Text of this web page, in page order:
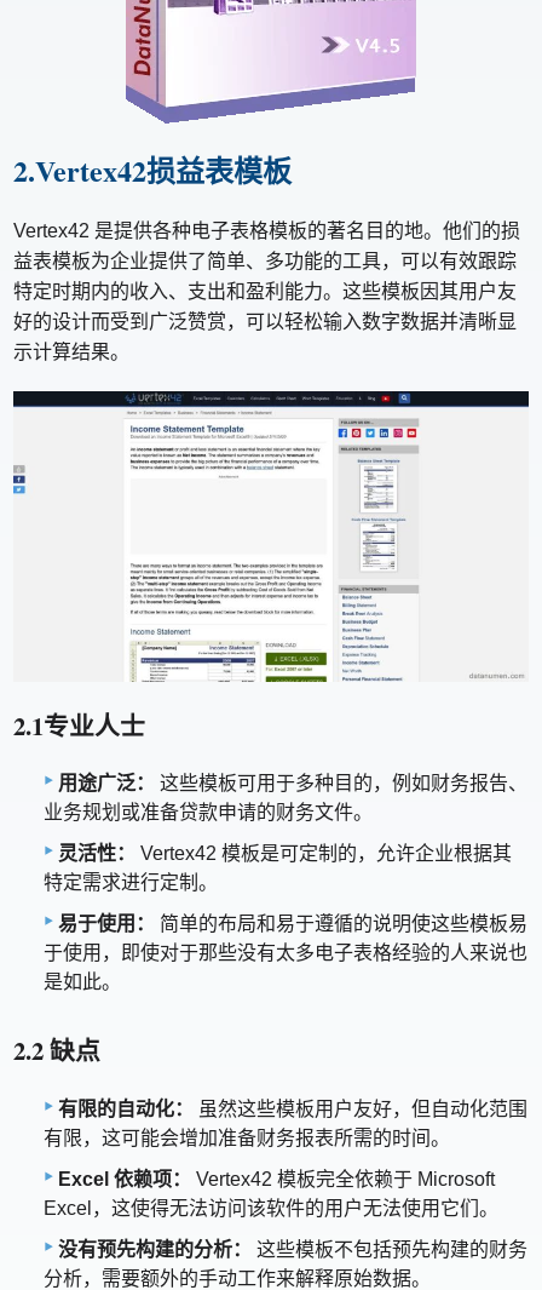
2.Vertex42损益表模板
Vertex42 是提供各种电子表格模板的著名目的地。他们的损
益表模板为企业提供了简单、多功能的工具，可以有效跟踪
特定时期内的收入、支出和盈利能力。这些模板因其用户友
好的设计而受到广泛赞赏，可以轻松输入数字数据并清晰显
示计算结果。
2.1专业人士
用途广泛：
这些模板可用于多种目的，例如财务报告、
业务规划或准备贷款申请的财务文件。
灵活性：
Vertex42 模板是可定制的，允许企业根据其
特定需求进行定制。
易于使用：
简单的布局和易于遵循的说明使这些模板易
于使用，即使对于那些没有太多电子表格经验的人来说也
是如此。
2.2 缺点
有限的自动化：
虽然这些模板用户友好，但自动化范围
有限，这可能会增加准备财务报表所需的时间。
Excel 依赖项：
Vertex42 模板完全依赖于 Microsoft
Excel，这使得无法访问该软件的用户无法使用它们。
没有预先构建的分析：
这些模板不包括预先构建的财务
分析，需要额外的手动工作来解释原始数据。